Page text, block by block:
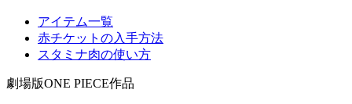
アイテム一覧
赤チケットの入手方法
スタミナ肉の使い方
劇場版ONE PIECE作品